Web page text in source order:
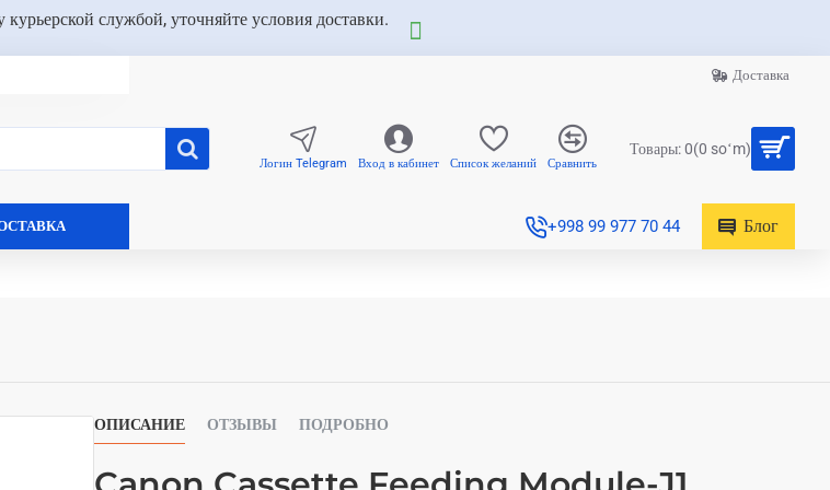
службой, уточняйте условия доставки.
Доставка
Логин Telegram Вход в кабинет Список желаний Сравнить
Товары: 0(0 soʻm)
+998 99 977 70 44 Блог
ОПИСАНИЕ ОТЗЫВЫ ПОДРОБНО